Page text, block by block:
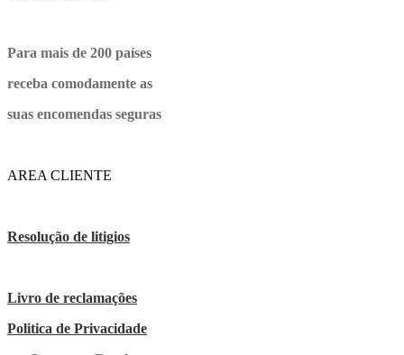
Para mais de 200 países
receba comodamente as
suas encomendas seguras
AREA CLIENTE
Resolução de litigios
Livro de reclamações
Politica de Privacidade